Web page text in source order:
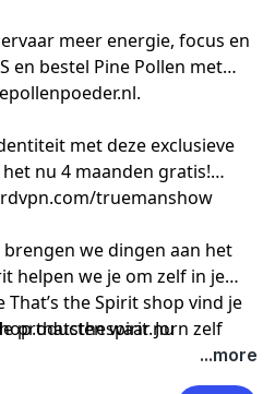
meer energie, focus en
en bestel Pine Pollen met
.
met deze exclusieve
nu 4 maanden gratis!
truemanshow
we dingen aan het
helpen we je om zelf in je
the Spirit shop vind je
producten waar Jorn zelf
krachtige supplementen en
tot producten tegen straling
...more